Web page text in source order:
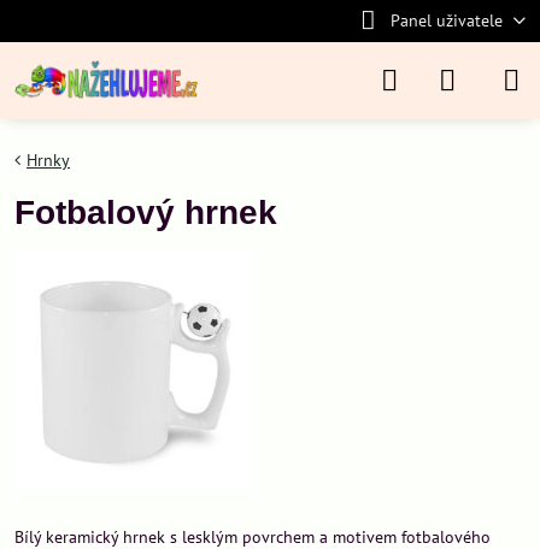
Panel uživatele
Hrnky
Fotbalový hrnek
Bílý keramický hrnek s lesklým povrchem a motivem fotbalového